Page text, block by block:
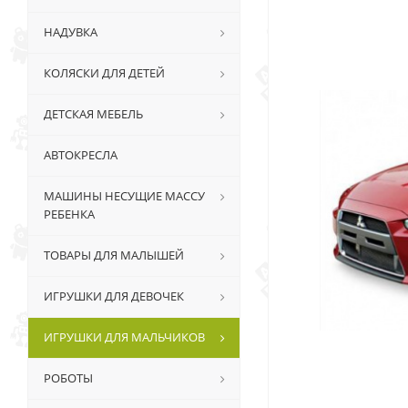
НАДУВКА
КОЛЯСКИ ДЛЯ ДЕТЕЙ
ДЕТСКАЯ МЕБЕЛЬ
АВТОКРЕСЛА
МАШИНЫ НЕСУЩИЕ МАССУ
РЕБЕНКА
ТОВАРЫ ДЛЯ МАЛЫШЕЙ
ИГРУШКИ ДЛЯ ДЕВОЧЕК
ИГРУШКИ ДЛЯ МАЛЬЧИКОВ
РОБОТЫ